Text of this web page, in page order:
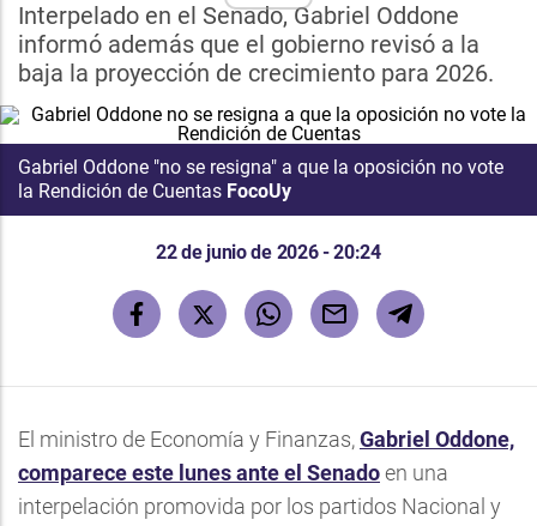
Interpelado en el Senado, Gabriel Oddone
informó además que el gobierno revisó a la
baja la proyección de crecimiento para 2026.
Gabriel Oddone "no se resigna" a que la oposición no vote
la Rendición de Cuentas FocoUy
22 de junio de 2026 - 20:24
El ministro de Economía y Finanzas,Gabriel Oddone,
comparece este lunes ante el Senadoen una
interpelación promovida por los partidos Nacional y